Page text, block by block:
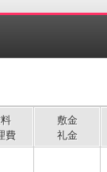
費
敷金
礼金